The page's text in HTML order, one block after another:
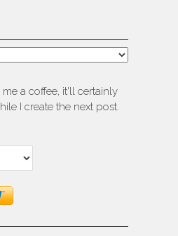
a coffee, it'll certainly
I create the next post.